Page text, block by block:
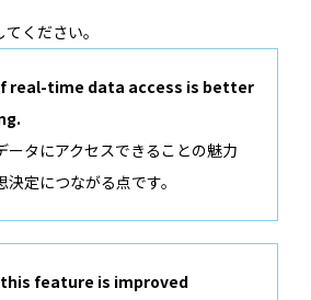
ください。
real-time data access is better
ータにアクセスできることの魅力
定につながる点です。
feature is improved